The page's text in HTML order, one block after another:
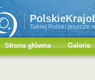
Takiej Polski jeszcze
Strona główna Galerie